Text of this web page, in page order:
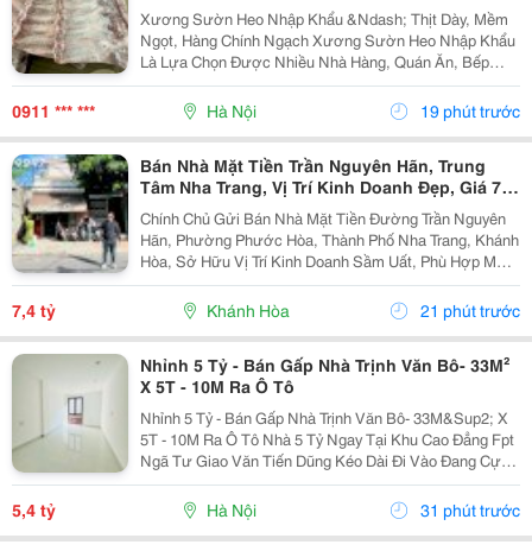
Xương Sườn Heo Nhập Khẩu &Ndash; Thịt Dày, Mềm
Ngọt, Hàng Chính Ngạch Xương Sườn Heo Nhập Khẩu
Là Lựa Chọn Được Nhiều Nhà Hàng, Quán Ăn, Bếp
Công Nghiệp Và Gia Đình Ưa Chuộng Nhờ Phần Thịt
Dày, Mềm Ngọt, Xương Nhỏ Và Hương Vị Thơm Ngon
Tự Nhiên ....
0911 *** *** Hà Nội 19 phút trước
Bán Nhà Mặt Tiền Trần Nguyên Hãn, Trung
Tâm Nha Trang, Vị Trí Kinh Doanh Đẹp, Giá 7,4
Tỷ
Chính Chủ Gửi Bán Nhà Mặt Tiền Đường Trần Nguyên
Hãn, Phường Phước Hòa, Thành Phố Nha Trang, Khánh
Hòa, Sở Hữu Vị Trí Kinh Doanh Sầm Uất, Phù Hợp Mở
Cửa Hàng, Văn Phòng, Showroom Hoặc Đầu Tư Cho
Thuê Lâu Dài. Thông Tin Chi Tiết. - Địa Chỉ: Số...
7,4 tỷ Khánh Hòa 21 phút trước
Nhỉnh 5 Tỷ - Bán Gấp Nhà Trịnh Văn Bô- 33M²
X 5T - 10M Ra Ô Tô
Nhỉnh 5 Tỷ - Bán Gấp Nhà Trịnh Văn Bô- 33M&Sup2; X
5T - 10M Ra Ô Tô Nhà 5 Tỷ Ngay Tại Khu Cao Đẳng Fpt
Ngã Tư Giao Văn Tiến Dũng Kéo Dài Đi Vào Đang Cực
Kỳ Đẹp. Căn Này Lại Có 5 Tầng, Gần Ô Tô, Gần Phố Và
5,4 tỷ Hà Nội 31 phút trước